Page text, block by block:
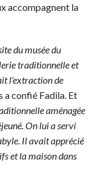
accompagnent la
du musée du
traditionnelle et
l’extraction de
a confié Fadila. Et
aménagée
On lui a servi
Il avait apprécié
et la maison dans